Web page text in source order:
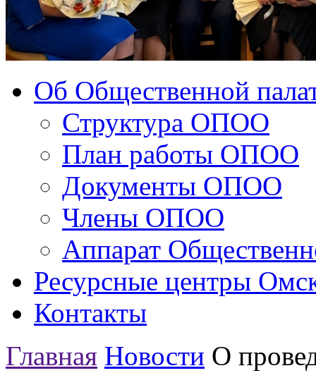
Об Общественной
Структура ОПОО
План работы ОПОО
Документы ОПОО
Члены ОПОО
Аппарат
Ресурсные центры
Контакты
Главная Новости О